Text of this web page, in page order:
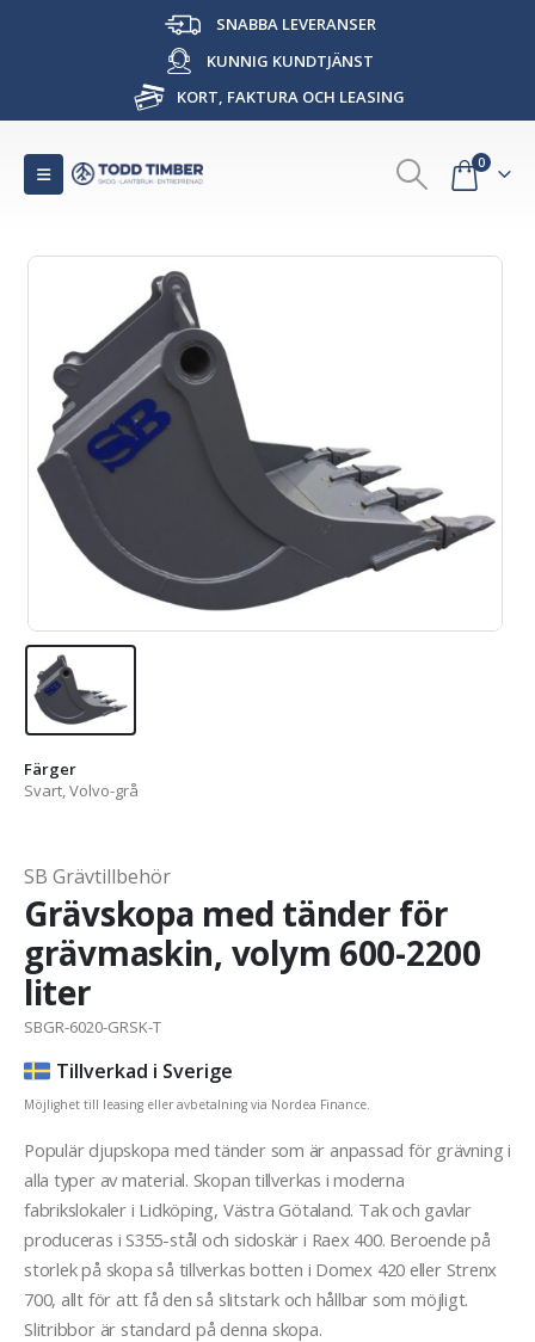
SNABBA LEVERANSER
KUNNIG KUNDTJÄNST
KORT, FAKTURA OCH LEASING
0
Färger
Svart, Volvo-grå
SB Grävtillbehör
Grävskopa med tänder för
grävmaskin, volym 600-2200
liter
SBGR-6020-GRSK-T
Tillverkad i Sverige
Möjlighet till leasing eller avbetalning via Nordea Finance.
Populär djupskopa med tänder som är anpassad för grävning i
alla typer av material. Skopan tillverkas i moderna
fabrikslokaler i Lidköping, Västra Götaland. Tak och gavlar
produceras i S355-stål och sidoskär i Raex 400. Beroende på
storlek på skopa så tillverkas botten i Domex 420 eller Strenx
700, allt för att få den så slitstark och hållbar som möjligt.
Slitribbor är standard på denna skopa.